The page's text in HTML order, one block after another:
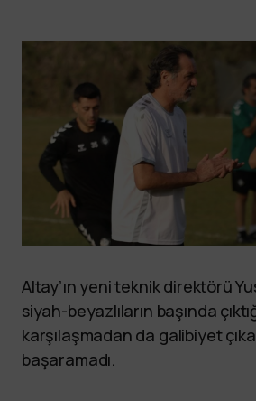
Altay’ın yeni teknik direktörü
siyah-beyazlıların başında
karşılaşmadan da galibiyet
başaramadı.